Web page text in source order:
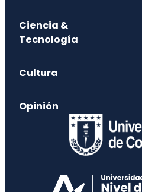
Ciencia &
Tecnología
Cultura
Opinión